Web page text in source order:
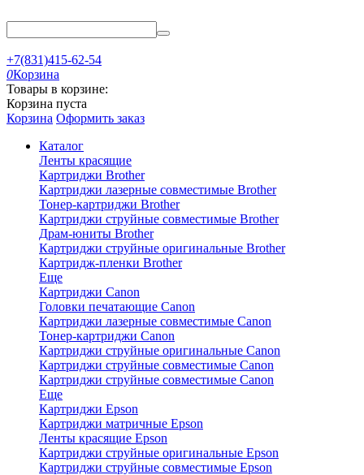
+7(831)415-62-54
0Корзина
Товары в корзине:
Корзина пуста
Корзина Оформить заказ
Каталог
Ленты красящие
Картриджи Brother
Картриджи лазерные совместимые Brother
Тонер-картриджи Brother
Картриджи струйные совместимые Brother
Драм-юниты Brother
Картриджи струйные оригинальные Brother
Картридж-пленки Brother
Еще
Картриджи Canon
Головки печатающие Canon
Картриджи лазерные совместимые Canon
Тонер-картриджи Canon
Картриджи струйные оригинальные Canon
Картриджи струйные совместимые Canon
Картриджи струйные совместимые Canon
Еще
Картриджи Epson
Картриджи матричные Epson
Ленты красящие Epson
Картриджи струйные оригинальные Epson
Картриджи струйные совместимые Epson